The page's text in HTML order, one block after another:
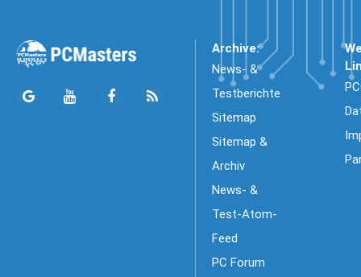
Archive:
News- &
Testberichte
Sitemap
Sitemap &
Archiv
News- &
Test-Atom-
Feed
PC Forum